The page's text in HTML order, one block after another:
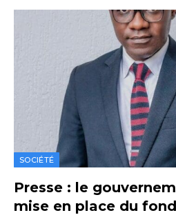
SOCIÉTÉ
Presse : le
mise en place du